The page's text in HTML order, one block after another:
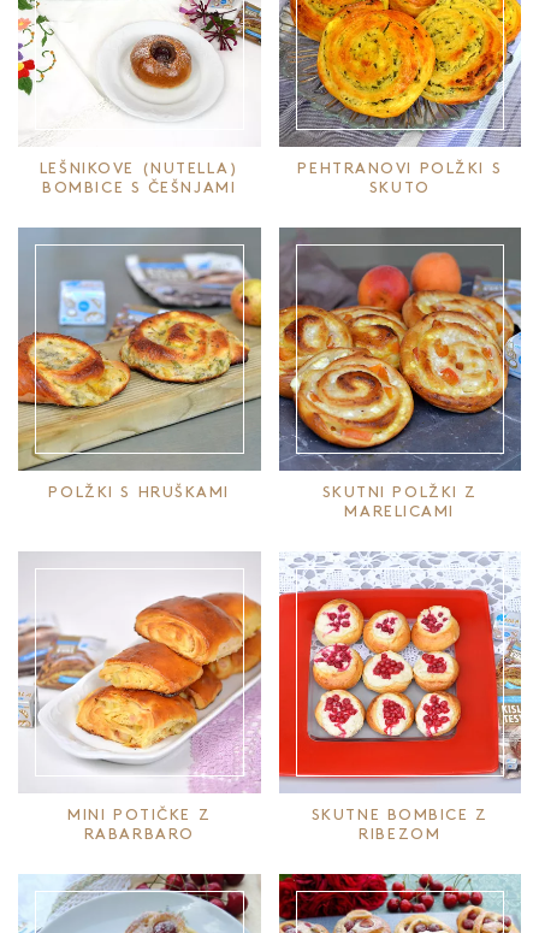
LEŠNIKOVE (NUTELLA)
BOMBICE S ČEŠNJAMI
PEHTRANOVI POLŽKI S
SKUTO
POLŽKI S HRUŠKAMI
SKUTNI POLŽKI Z
MARELICAMI
MINI POTIČKE Z
RABARBARO
SKUTNE BOMBICE Z
RIBEZOM